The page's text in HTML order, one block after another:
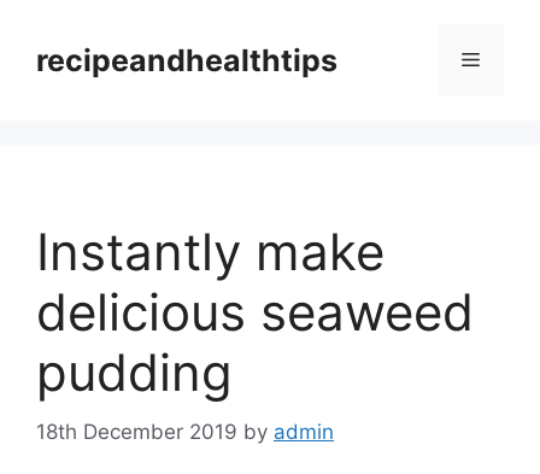
contentrecipeandhealthtips Menu
Instantly make
delicious seaweed
pudding
18th December 2019 by admin